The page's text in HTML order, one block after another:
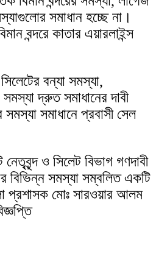
সমাধান হচ্ছে না।
বন্দরে কাতার এয়ারলাইন্স
বন্যা সমস্যা,
দ্রুত সমাধানের দাবী
সমস্যা সমাধানে প্রবাসী সেল
ও সিলেট বিভাগ গণদাবী
বিভিন্ন সমস্যা সম্বলিত একটি
প্রশাসক মোঃ সারওয়ার আলম